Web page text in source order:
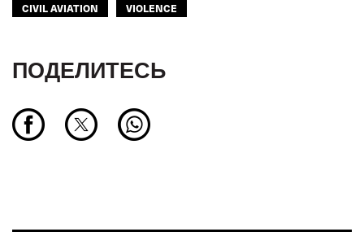
CIVIL AVIATION VIOLENCE
ПОДЕЛИТЕСЬ